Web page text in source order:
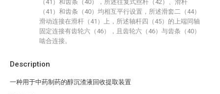
Description
一种用于中药制药的醇沉渣液回收提取装置
（41）和齿条（40），所述往复式丝杆（42）、滑杆
（41）和齿条（40）均相互平行设置，所述滑套二（44）
滑动连接在滑杆（41）上，所述轴杆四（45）的上端同轴
固定连接有齿轮六（46），且齿轮六（46）与齿条（40）
啮合连接。